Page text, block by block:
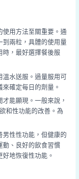
使用方法至關重要。通
到兩粒，具體的使用量
時，最好選擇餐後服
溫水送服。過量服用可
確定每日的劑量。
能顯現。一般來說，
和性功能的改善。為
男性性功能，但健康的
動、良好的飲食習慣
地恢復性功能。